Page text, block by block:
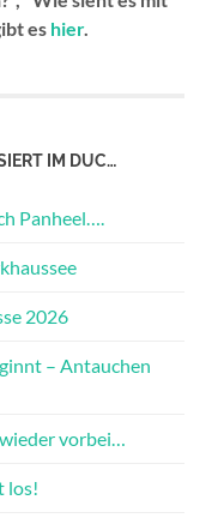
es hier.
IM DUC…
Panheel….
2026
– Antauchen
vorbei…
los!